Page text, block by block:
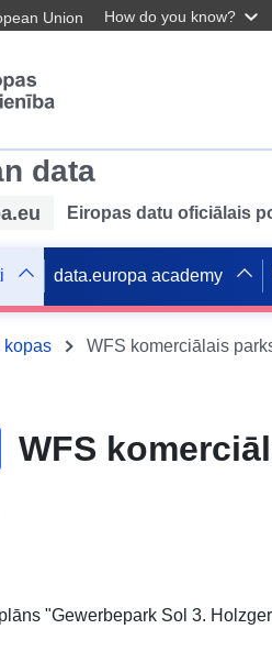
Union How do you know?
data
Eiropas datu oficiālais
data.europa academy
kopas WFS komerciālais
WFS
"Gewerbepark Sol 3.